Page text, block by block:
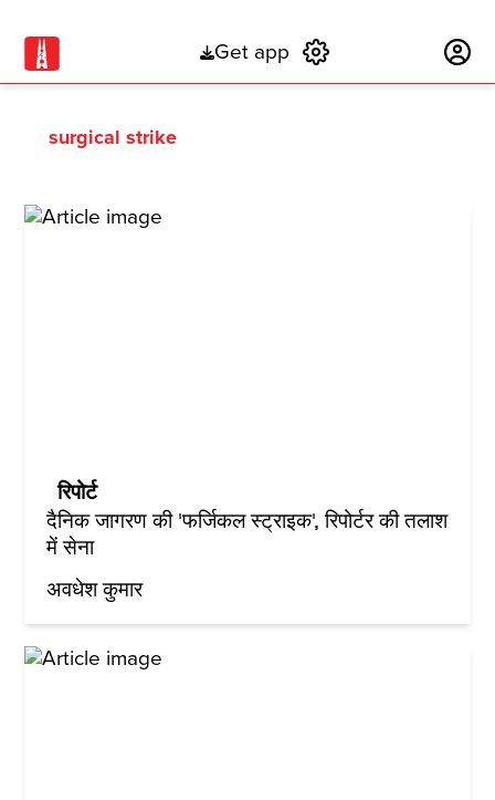
Get app
surgical strike
रिपोर्ट
दैनिक जागरण की 'फर्जिकल स्ट्राइक', रिपोर्टर की तलाश
में सेना
अवधेश कुमार